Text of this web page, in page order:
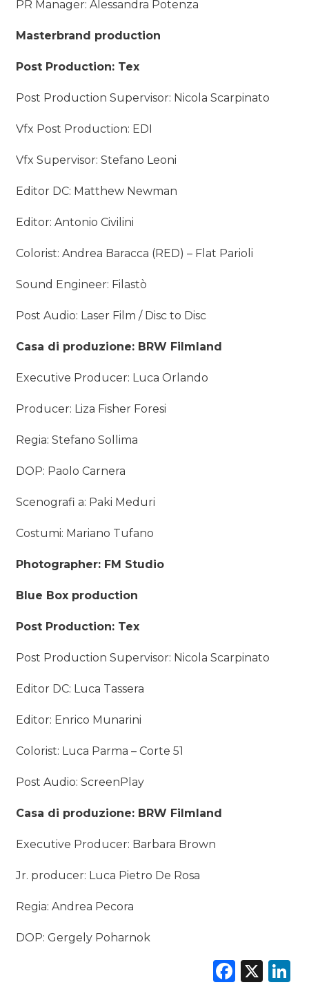
PR Manager: Alessandra Potenza
Masterbrand production
Post Production: Tex
Post Production Supervisor: Nicola Scarpinato
Vfx Post Production: EDI
Vfx Supervisor: Stefano Leoni
Editor DC: Matthew Newman
Editor: Antonio Civilini
Colorist: Andrea Baracca (RED) – Flat Parioli
Sound Engineer: Filastò
Post Audio: Laser Film / Disc to Disc
Casa di produzione: BRW Filmland
Executive Producer: Luca Orlando
Producer: Liza Fisher Foresi
Regia: Stefano Sollima
DOP: Paolo Carnera
Scenografi a: Paki Meduri
Costumi: Mariano Tufano
Photographer: FM Studio
Blue Box production
Post Production: Tex
Post Production Supervisor: Nicola Scarpinato
Editor DC: Luca Tassera
Editor: Enrico Munarini
Colorist: Luca Parma – Corte 51
Post Audio: ScreenPlay
Casa di produzione: BRW Filmland
Executive Producer: Barbara Brown
Jr. producer: Luca Pietro De Rosa
Regia: Andrea Pecora
DOP: Gergely Poharnok
X